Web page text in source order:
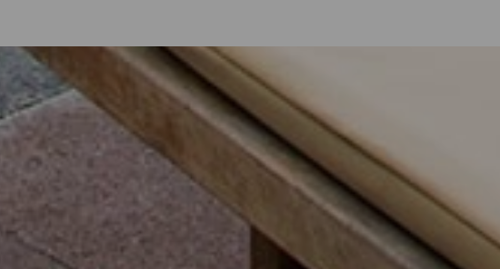
morzem, czy też malowniczy hotel otoczony dziką przyrodą i z wszelkimi
oferuje rozmaite opcje wypoczynku dla każdego turysty. Znajdź idealne
by oderwać się od codzienności na kilka dni, korzystając z naszej listy